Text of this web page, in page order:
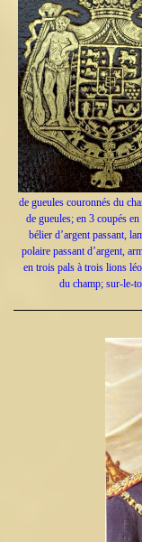
de gueules couronnés du
de gueules; en 3 coupés
bélier d’argent passant,
polaire passant d’argent,
en trois pals à trois lions
du champ; sur-le-